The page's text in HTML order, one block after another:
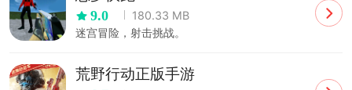
9.0
180.33 MB
迷宫冒险，射击挑战。
荒野行动正版手游